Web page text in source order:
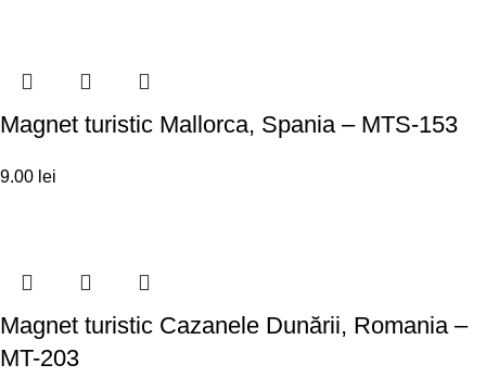
Magnet turistic Mallorca, Spania – MTS-153
9.00 lei
Magnet turistic Cazanele Dunării, Romania –
MT-203